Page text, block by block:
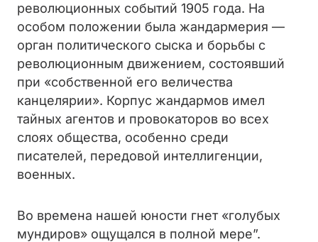
революционных событий 1905 года. На
особом положении была жандармерия —
орган политического сыска и борьбы с
революционным движением, состоявший
при «собственной его величества
канцелярии». Корпус жандармов имел
тайных агентов и провокаторов во всех
слоях общества, особенно среди
писателей, передовой интеллигенции,
военных.
Во времена нашей юности гнет «голубых
мундиров» ощущался в полной мере”.